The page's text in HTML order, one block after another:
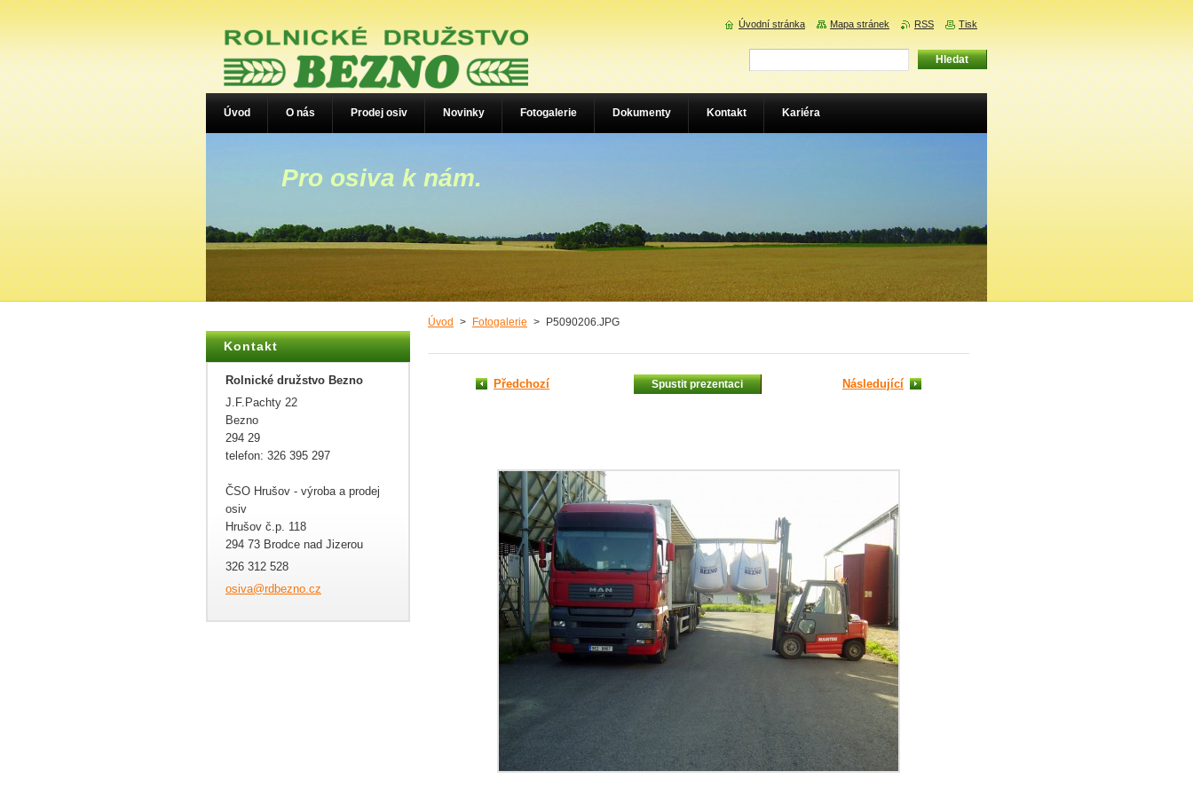
Pro osiva k nám.
Úvod > Fotogalerie > P5090206.JPG
Předchozí Spustit prezentaci Následující
Kontakt
Rolnické družstvo Bezno
J.F.Pachty 22
Bezno
294 29
telefon: 326 395 297
ČSO Hrušov - výroba a prodej
osiv
Hrušov č.p. 118
294 73 Brodce nad Jizerou
326 312 528
osiva@rd bezno.cz
Úvod O nás Prodej osiv Novinky Fotogalerie Dokumenty Kontakt Kariéra
Úvodní stránka Mapa stránek RSS Tisk